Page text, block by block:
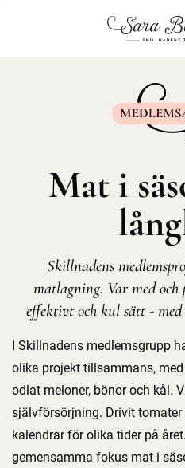
Mat i
Skillnadens
matlagning. Var med
effektivt och kul sätt -
I Skillnadens medlemsgrupp
olika projekt tillsammans,
odlat meloner, bönor och kål.
självförsörjning. Drivit
kalendrar för olika tider på
gemensamma fokus mat i